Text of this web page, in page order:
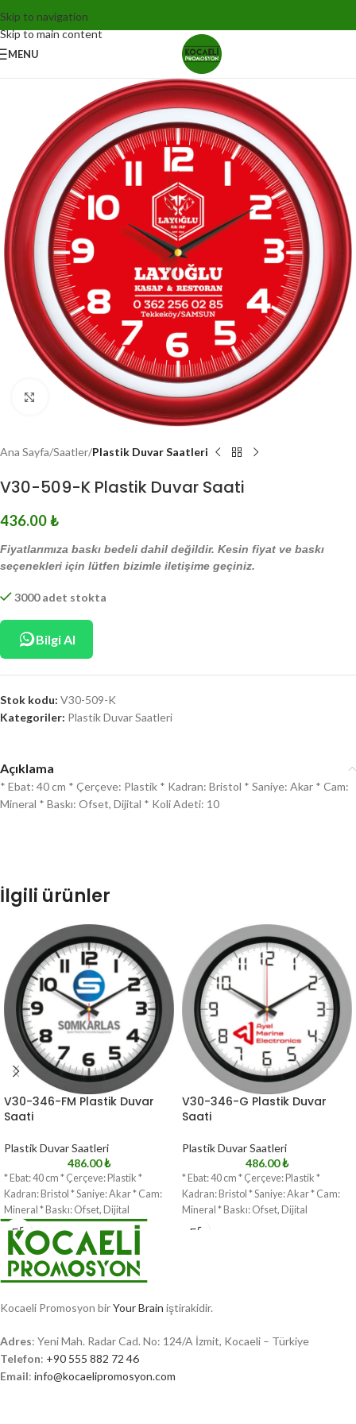
Skip to navigation
Skip to main content
MENU
Click to enlarge
Ana Sayfa Saatler Plastik Duvar Saatleri
V30-509-K Plastik Duvar Saati
436.00₺
Fiyatlarımıza baskı bedeli dahil değildir. Kesin fiyat ve baskı
seçenekleri için lütfen bizimle iletişime geçiniz.
3000 adet stokta
Bilgi Al
Stok kodu: V30-509-K
Kategoriler: Plastik Duvar Saatleri
Açıklama
* Ebat: 40 cm * Çerçeve: Plastik * Kadran: Bristol * Saniye: Akar * Cam:
Mineral * Baskı: Ofset, Dijital * Koli Adeti: 10
İlgili ürünler
V30-346-FM Plastik Duvar
Saati
Plastik Duvar Saatleri
486.00₺
* Ebat: 40 cm * Çerçeve: Plastik *
Kadran: Bristol * Saniye: Akar * Cam:
Mineral * Baskı: Ofset, Dijital
V30-346-G Plastik Duvar
Saati
Plastik Duvar Saatleri
486.00₺
* Ebat: 40 cm * Çerçeve: Plastik *
Kadran: Bristol * Saniye: Akar * Cam:
Mineral * Baskı: Ofset, Dijital
Kocaeli Promosyon birYour Brain iştirakidir.
Adres: Yeni Mah. Radar Cad. No: 124/A İzmit, Kocaeli – Türkiye
Telefon: +90 555 882 72 46
Email: info@kocaelipromosyon.com